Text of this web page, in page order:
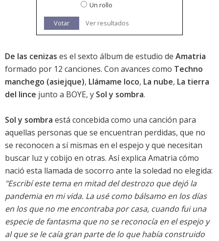
Un rollo
Votar Ver resultados
De las cenizas es el sexto álbum de estudio de Amatria
formado por 12 canciones. Con avances como Techno
manchego (asiejque), Llámame loco, La nube, La tierra
del lince junto a BOYE, y Sol y sombra.
Sol y sombra está concebida como una canción para
aquellas personas que se encuentran perdidas, que no
se reconocen a sí mismas en el espejo y que necesitan
buscar luz y cobijo en otras. Así explica Amatria cómo
nació esta llamada de socorro ante la soledad no elegida:
"Escribí este tema en mitad del destrozo que dejó la
pandemia en mi vida. La usé como bálsamo en los días
en los que no me encontraba por casa, cuando fui una
especie de fantasma que no se reconocía en el espejo y
al que se le caía gran parte de lo que había construido